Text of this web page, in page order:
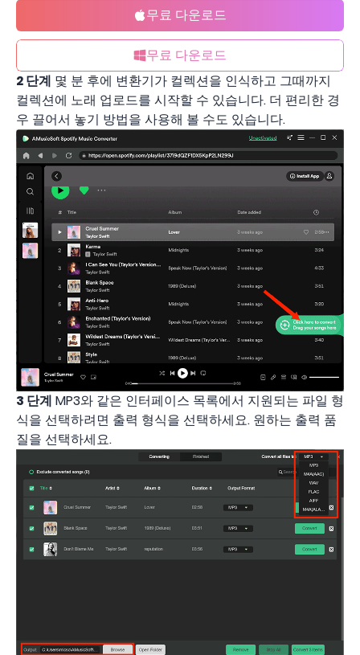
무료 다운로드
무료 다운로드
2 단계 몇 분 후에 변환기가 컬렉션을 인식하고 그때까지
컬렉션에 노래 업로드를 시작할 수 있습니다. 더 편리한 경
우 끌어서 놓기 방법을 사용해 볼 수도 있습니다.
3 단계 MP3와 같은 인터페이스 목록에서 지원되는 파일 형
식을 선택하려면 출력 형식을 선택하세요. 원하는 출력 품
질을 선택하세요.